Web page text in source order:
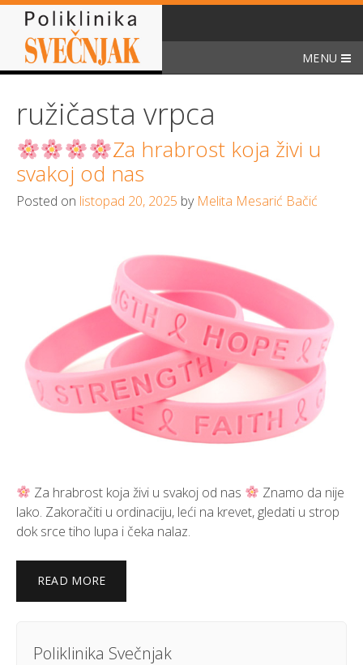
Skip
content
MENU
ružičasta vrpca
Za hrabrost koja živi u
svakoj od nas
Posted on listopad 20, 2025 by Melita Mesarić Bačić
Za hrabrost koja živi u svakoj od nas
Znamo da nije
lako. Zakoračiti u ordinaciju, leći na krevet, gledati u strop
dok srce tiho lupa i čeka nalaz.
READ MORE
Poliklinika Svečnjak